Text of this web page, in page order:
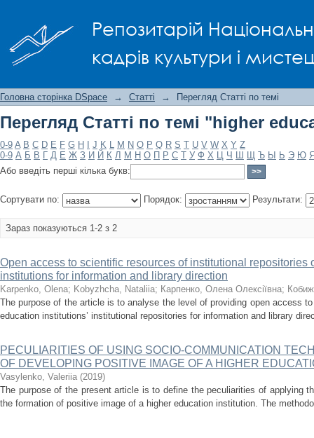
Репозитарій
кадрів культури і
Головна сторінка DSpace → Статті → Перегляд Статті по темі
Перегляд Статті по темі "higher
0-9 A B C D E F G H J K L M N O P Q R S T U V W X Y Z
0-9 А Б В Г Д Е Ж З И Й К Л М Н О П Р С Т У Ф Х Ц Ч Ш Щ Ъ Ы Ь Э Ю
Або введіть перші кілька букв:
Сортувати по: Порядок: Результати:
Зараз показуються 1-2 з 2
Open access to scientific resources of institutional
institutions for information and library direction
Karpenko, Olena; Kobyzhcha, Nataliia; Карпенко, Олена Олексіївна;
The purpose of the article is to analyse the level of providing open access
education institutions’ institutional repositories for information and library
PECULIARITIES OF USING SOCIO-COMMUNICATION
OF DEVELOPING POSITIVE IMAGE OF A HIGHER
Vasylenko, Valeriia (2019)
The purpose of the present article is to define the peculiarities of applying
the formation of positive image of a higher education institution. The